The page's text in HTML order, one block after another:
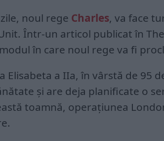
noul rege Charles, va face
Într-un articol publicat în
în care noul rege va fi
Elisabeta a IIa, în vârstă de 95
și are deja planificate o
toamnă, operațiunea